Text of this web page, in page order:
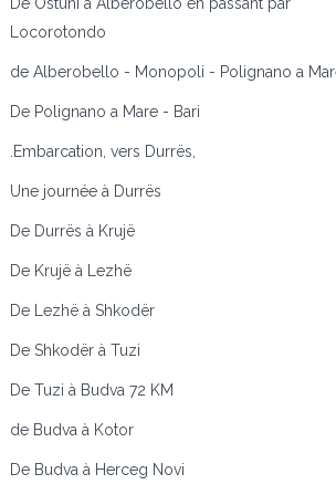
Locorotondo
de Alberobello - Monopoli - Polignano a
De Polignano a Mare - Bari
.Embarcation, vers Durrës,
Une journée à Durrës
De Durrës à Krujë
De Krujë à Lezhë
De Lezhë à Shkodër
De Shkodër à Tuzi
De Tuzi à Budva 72 KM
de Budva à Kotor
De Budva à Herceg Novi